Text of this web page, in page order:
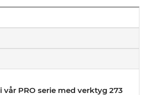
i vår PRO serie med verktyg 273